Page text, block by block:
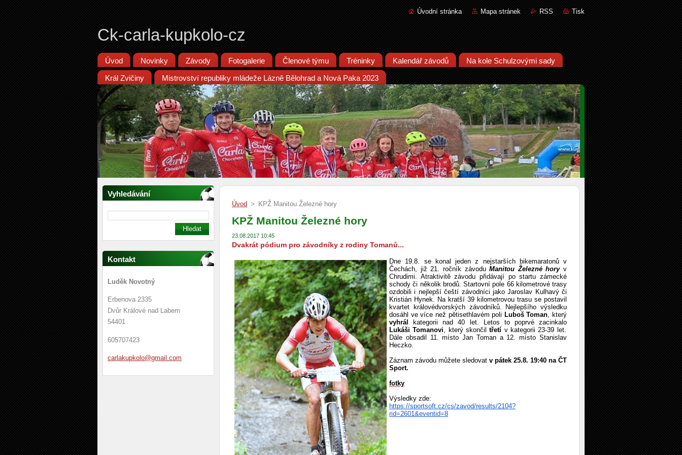
Úvodní stránka Mapa stránek RSS Tisk
Ck-carla-kupkolo-cz
Úvod Novinky Závody Fotogalerie Členové týmu Tréninky Kalendář závodů Na kole Schulzovými sady
Král Zvičiny Mistrovství republiky mládeže Lázně Bělohrad a Nová Paka 2023
Vyhledávání
Kontakt
Luděk Novotný
Erbenova 2335
Dvůr Králové nad Labem
54401
605707423
carlakupkolo@gmail.com
Úvod > KPŽ Manitou Železné hory
KPŽ Manitou Železné hory
23.08.2017 10:45
Dvakrát pódium pro závodníky z rodiny Tomanů...
Dne 19.8. se konal jeden z nejstarších bikemaratonů v
Čechách, již 21. ročník závoduManitou Železné horyv
Chrudimi. Atraktivitě závodu přidávají po startu zámecké
schody či několik brodů. Startovní pole 66 kilometrové trasy
ozdobili i nejlepší čeští závodníci jako Jaroslav Kulhavý či
Kristián Hynek. Na kratší 39 kilometrovou trasu se postavil
kvartet královédvorských závodníků. Nejlepšího výsledku
dosáhl ve více než pětisethlavém poli Luboš Toman, který
vyhrál
kategorii nad 40 let. Letos to poprvé zacinkalo
Lukáši Tomanovi, který skončiltřetí v kategorii 23-39 let.
Dále obsadil 11. místo Jan Toman a 12. místo Stanislav
Heczko.
Záznam závodu můžete sledovat v pátek 25.8. 19:40 na ČT
Sport.
fotky
Výsledky zde:
https://sportsoft.cz/cs/zavod/results/2104?
rid=2601&eventid=8